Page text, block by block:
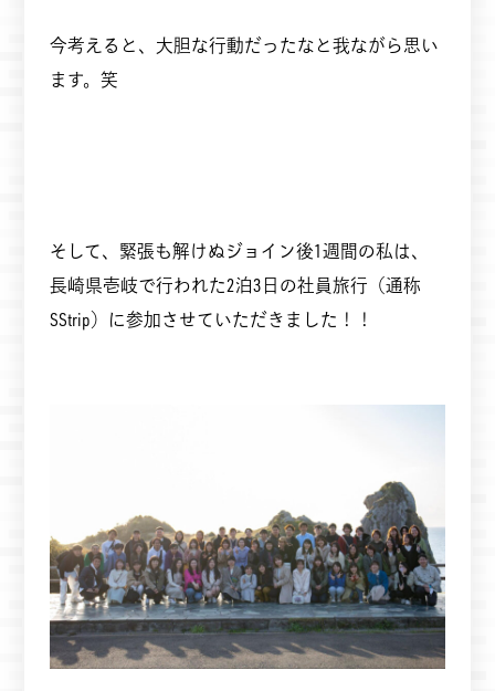
今考えると、大胆な行動だったなと我ながら思い
ます。笑
そして、緊張も解けぬジョイン後1週間の私は、
長崎県壱岐で行われた2泊3日の社員旅行（通称
SStrip）に参加させていただきました！！